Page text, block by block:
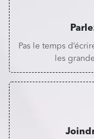
Pas le temps
les